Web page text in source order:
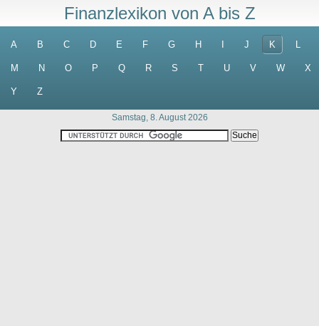
Finanzlexikon von A bis Z
A B C D E F G H J K L
M N O P Q R S T U V W X
Y Z
Samstag, 8. August 2026